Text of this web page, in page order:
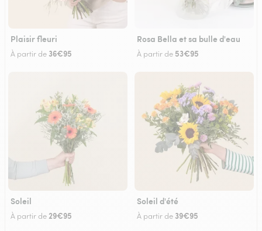
Plaisir fleuri
À partir de 36€95
Rosa Bella et sa bulle d'eau
À partir de 53€95
Soleil
À partir de 29€95
Soleil d'été
À partir de 39€95